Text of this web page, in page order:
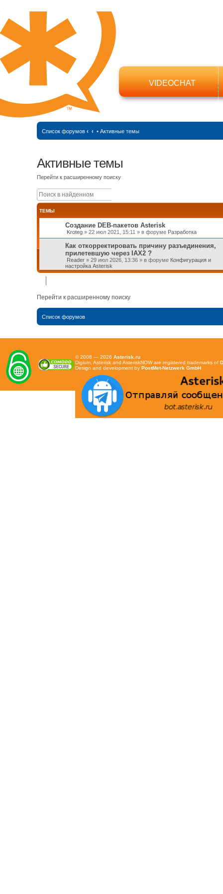
VIDEOCHAT
Список форумов ‹ ‹ • Активные темы
Активные темы
Перейти к расширенному поиску
ТЕМЫ
Создание DEB-пакетов Asterisk
Kroteg» 22 июл 2021, 15:11» в форуме Разработка
Как откорректировать причину разъединения,
прилетевшую через IAX2 ?
Reader» 29 июл 2026, 13:36» в форуме Конфигурация и
настройка Asterisk
Перейти к расширенному поиску
Список форумов
© 2008 — 2026 Asterisk.ru
Digium, Asterisk and AsteriskNOW are registered trademarks of
Design and development by PostMet-Netzwerk GmbH